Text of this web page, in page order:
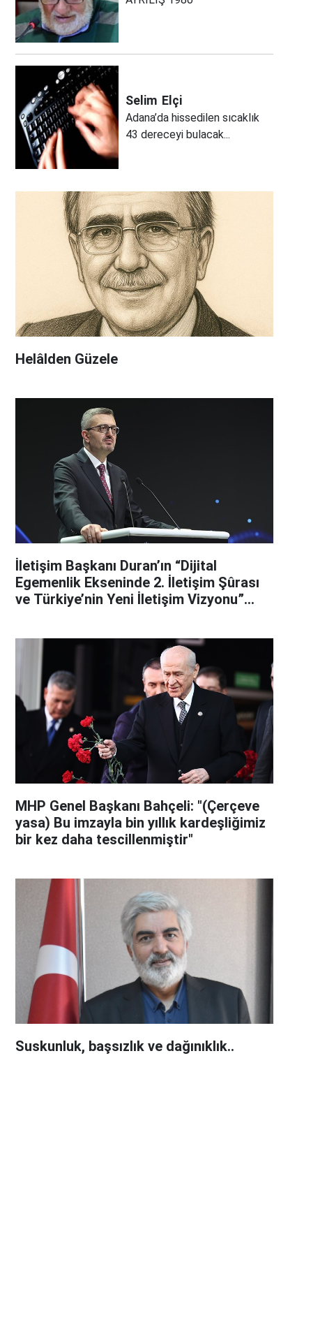
Selim Elçi
Adana’da hissedilen sıcaklık
43 dereceyi bulacak...
Helâlden Güzele
İletişim Başkanı Duran’ın “Dijital
Egemenlik Ekseninde 2. İletişim Şûrası
ve Türkiye’nin Yeni İletişim Vizyonu”
MHP Genel Başkanı Bahçeli: "(Çerçeve
yasa) Bu imzayla bin yıllık kardeşliğimiz
bir kez daha tescillenmiştir"
Suskunluk, başsızlık ve dağınıklık..